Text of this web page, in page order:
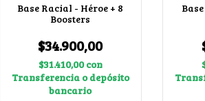
Base Racial - Héroe + 8
Boosters
$34.900,00
$31.410,00con
Transferencia o depósito
bancario